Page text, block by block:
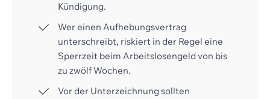
Kündigung.
Wer einen Aufhebungsvertrag
unterschreibt, riskiert in der Regel eine
Sperrzeit beim Arbeitslosengeld von bis
zu zwölf Wochen.
Vor der Unterzeichnung sollten